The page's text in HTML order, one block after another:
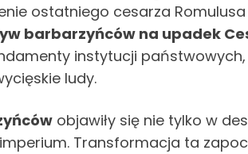
ostatniego cesarza
barbarzyńców na upadek
instytucji
ludy.
objawiły się nie tylko w
Transformacja ta